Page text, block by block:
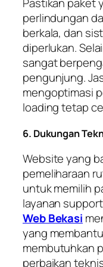
perlindungan
berkala, dan
diperlukan.
sangat
pengunjung.
mengoptimasi
loading tetap
6. Dukungan
Website yang
pemeliharaan
untuk memilih
layanan
Web Bekasi
yang
membutuhkan
perbaikan